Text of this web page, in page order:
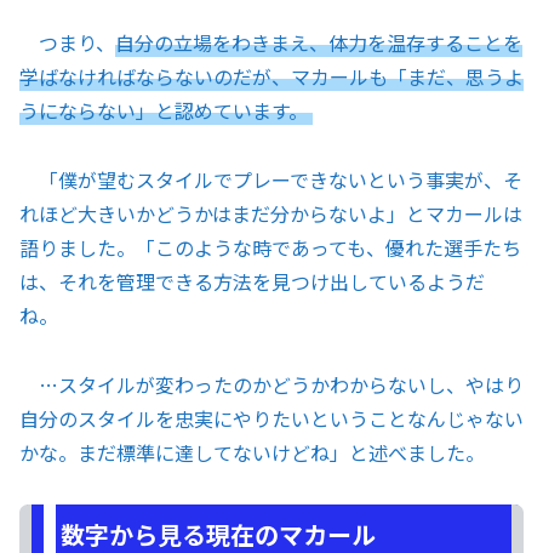
つまり、 自分の立場をわきまえ、体力を温存することを
学ばなければならないのだが、マカールも「まだ、思うよ
うにならない」と認めています。
「僕が望むスタイルでプレーできないという事実が、そ
れほど大きいかどうかはまだ分からないよ」とマカールは
語りました。「このような時であっても、優れた選手たち
は、それを管理できる方法を見つけ出しているようだ
ね。
…スタイルが変わったのかどうかわからないし、やはり
自分のスタイルを忠実にやりたいということなんじゃない
かな。まだ標準に達してないけどね」と述べました。
数字から見る現在のマカール